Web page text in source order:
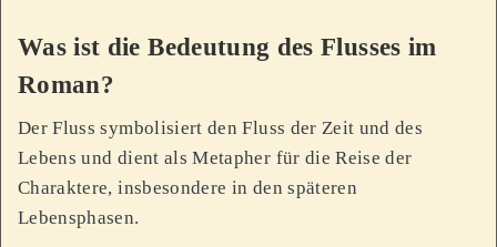
Was ist die Bedeutung des Flusses im
Roman?
Der Fluss symbolisiert den Fluss der Zeit und des
Lebens und dient als Metapher für die Reise der
Charaktere, insbesondere in den späteren
Lebensphasen.